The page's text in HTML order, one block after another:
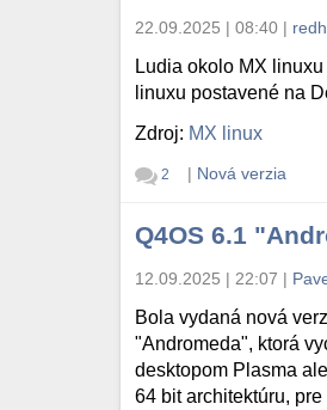
22.09.2025 | 08:40 |
Ludia okolo MX
linuxu postavené na
Zdroj: MX linux
2 | Nová verzia
Q4OS 6.1
12.09.2025 | 22:07 |
Bola vydaná nová
"Andromeda", ktorá
desktopom Plasma
64 bit architektúru,